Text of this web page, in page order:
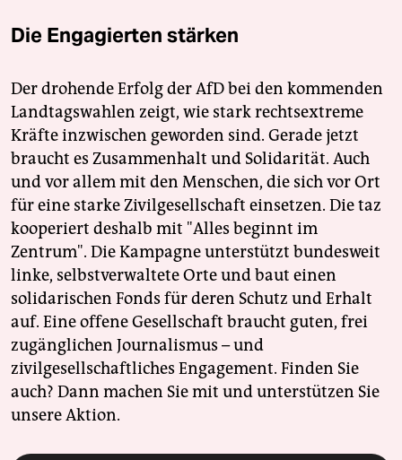
Die Engagierten stärken
Der drohende Erfolg der AfD bei den kommenden
Landtagswahlen zeigt, wie stark rechtsextreme
Kräfte inzwischen geworden sind. Gerade jetzt
braucht es Zusammenhalt und Solidarität. Auch
und vor allem mit den Menschen, die sich vor Ort
für eine starke Zivilgesellschaft einsetzen. Die taz
kooperiert deshalb mit "Alles beginnt im
Zentrum". Die Kampagne unterstützt bundesweit
linke, selbstverwaltete Orte und baut einen
solidarischen Fonds für deren Schutz und Erhalt
auf. Eine offene Gesellschaft braucht guten, frei
zugänglichen Journalismus – und
zivilgesellschaftliches Engagement. Finden Sie
auch? Dann machen Sie mit und unterstützen Sie
unsere Aktion.